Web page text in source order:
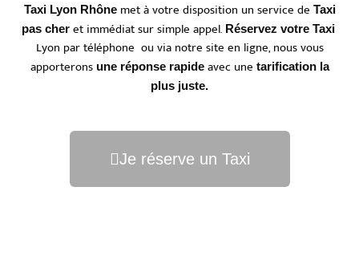
Taxi Lyon Rhônemet à votre disposition un service de Taxi
pas cheret immédiat sur simple appel. Réservez votre Taxi
Lyon par téléphone ou via notre site en ligne, nous vous
apporterons une réponse rapideavec une tarification la
plus juste.
Je réserve un Taxi